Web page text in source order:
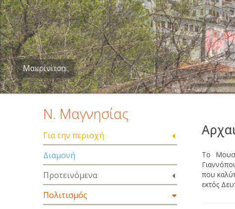
Διαλέξτε τον προορισμό σας
από τον χάρτη, την αναζήτηση
ή αλφαβητικά
Μουτζούρης
Ν. Μαγνησίας
Για την περιοχή
Διαμονή
Προτεινόμενα
Πολιτισμός
Το
που
εκτός